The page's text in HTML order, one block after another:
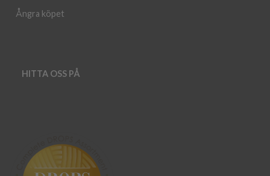
Ångra köpet
HITTA OSS PÅ